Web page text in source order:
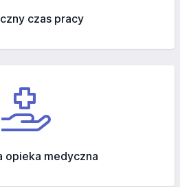
czas pracy
opieka medyczna